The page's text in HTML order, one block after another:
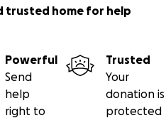
trusted home for help
Powerful
Send
help
right to
Trusted
Your
donation is
protected